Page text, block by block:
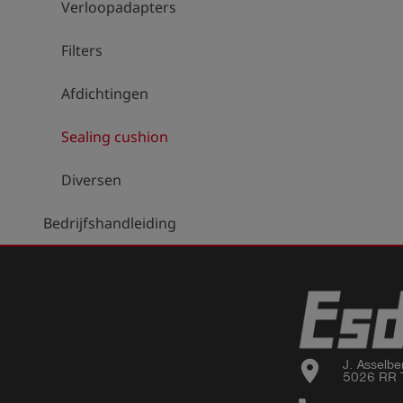
Verloopadapters
Filters
Afdichtingen
Sealing cushion
Diversen
Bedrijfshandleiding
location_on
J.
5026 RR